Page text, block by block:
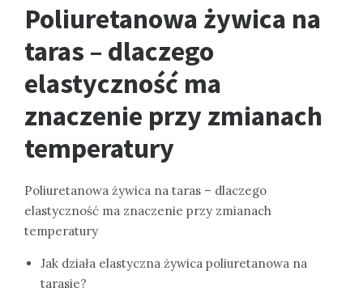
Poliuretanowa żywica na
taras – dlaczego
elastyczność ma
znaczenie przy zmianach
temperatury
Poliuretanowa żywica na taras – dlaczego
elastyczność ma znaczenie przy zmianach
temperatury
Jak działa elastyczna żywica poliuretanowa na
tarasie?